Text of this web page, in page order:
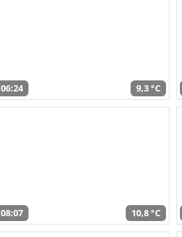
06:24 9,3 °C
08:07 10,8 °C